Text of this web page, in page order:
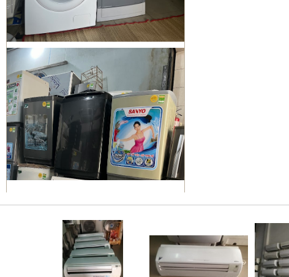
Sửa máy giặt Quận 3 | vệ sinh máy
giặt quận 3
Sửa máy giặt Quận 10 | vệ sinh
máy giặt giá rẻ